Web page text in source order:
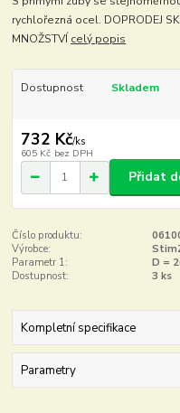
rychlořezná ocel. DOPRODEJ
MNOŽSTVÍ celý popis
Dostupnost Skladem
732 Kč/ks
605 Kč bez DPH
Přidat
Číslo produktu:
Výrobce:
Parametr 1:
D =
Dostupnost:
3 ks
Kompletní specifikace
Parametry